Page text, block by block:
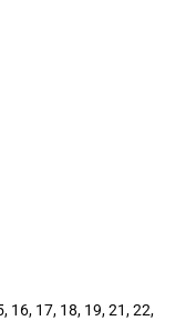
16, 17, 18, 19, 21, 22,